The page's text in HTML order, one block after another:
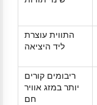
התווית עוצרת
ליד היציאה
ריבומים קורים
יותר במזג אוויר
חם